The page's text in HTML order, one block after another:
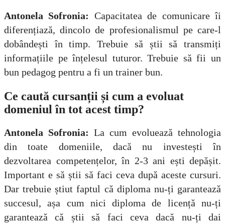
Antonela Sofronia: Capacitatea de comunicare îi
diferențiază, dincolo de profesionalismul pe care-l
dobândești în timp. Trebuie să știi să transmiți
informațiile pe înțelesul tuturor. Trebuie să fii un
bun pedagog pentru a fi un trainer bun.
Ce caută cursanții și cum a evoluat
domeniul în tot acest timp?
Antonela Sofronia: La cum evoluează tehnologia
din toate domeniile, dacă nu investești în
dezvoltarea competențelor, în 2-3 ani ești depășit.
Important e să știi să faci ceva după aceste cursuri.
Dar trebuie știut faptul că diploma nu-ți garantează
succesul, așa cum nici diploma de licență nu-ți
garantează că știi să faci ceva dacă nu-ți dai